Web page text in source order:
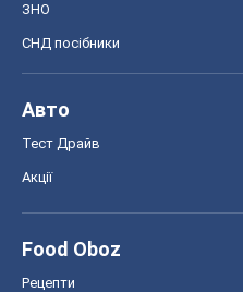
ЗНО
СНД посібники
Авто
Тест Драйв
Акції
Food Oboz
Рецепти